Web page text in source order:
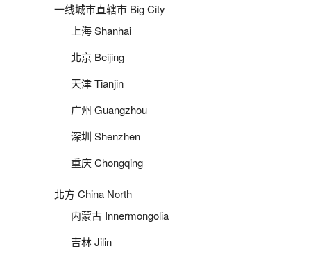
一线城市直辖市 Big City
上海 Shanhai
北京 Beijing
天津 Tianjin
广州 Guangzhou
深圳 Shenzhen
重庆 Chongqing
北方 China North
内蒙古 Innermongolia
吉林 Jilin